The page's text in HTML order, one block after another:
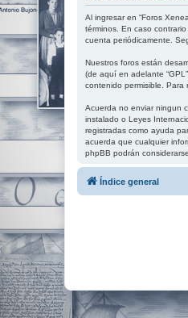
Al ingresar en “Foros
términos. En caso
cuenta periódicamente.
Nuestros foros están
(de aquí en adelante
contenido permisible. Para
Acuerda no enviar ningun
instalado o Leyes
registradas como ayuda
acuerda que cualquier
phpBB podrán
Índice general